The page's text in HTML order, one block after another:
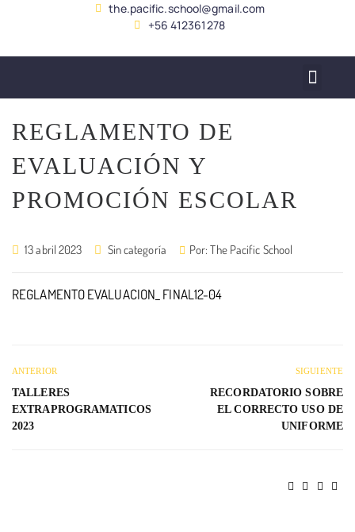
the.pacific.school@gmail.com
+56 412361278
REGLAMENTO DE
EVALUACIÓN Y
PROMOCIÓN ESCOLAR
13 abril 2023 Sin categoría Por:The Pacific School
REGLAMENTO EVALUACION_ FINAL12-04
ANTERIOR
TALLERES
EXTRAPROGRAMATICOS
2023
SIGUIENTE
RECORDATORIO SOBRE
EL CORRECTO USO DE
UNIFORME